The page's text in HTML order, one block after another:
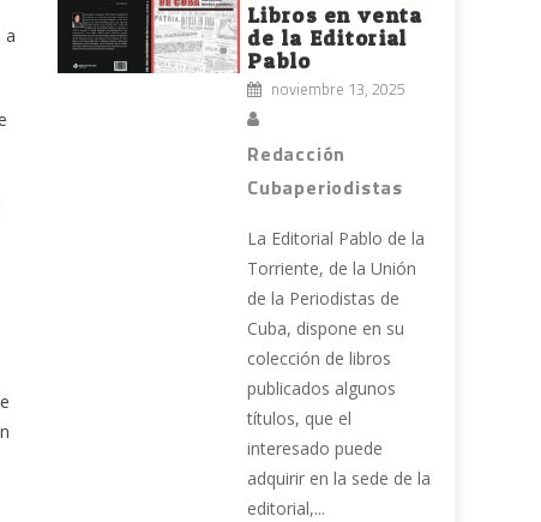
a
Libros en venta
de la Editorial
Pablo
noviembre 13, 2025
Redacción
Cubaperiodistas
La Editorial Pablo de la
Torriente, de la Unión
de la Periodistas de
Cuba, dispone en su
colección de libros
publicados algunos
títulos, que el
interesado puede
adquirir en la sede de la
editorial,...